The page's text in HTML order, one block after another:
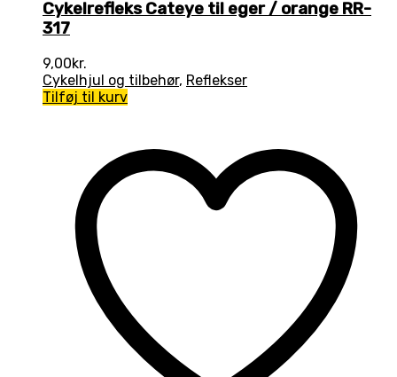
Cykelrefleks Cateye til eger / orange RR-
317
9,00kr.
Cykelhjul og tilbehør, Reflekser
Tilføj til kurv